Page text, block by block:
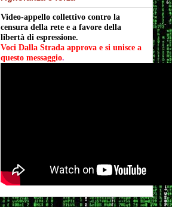
Video-appello collettivo contro la
censura della rete e a favore della
libertà di espressione.
Voci Dalla Strada approva e si unisce a
questo messaggio.